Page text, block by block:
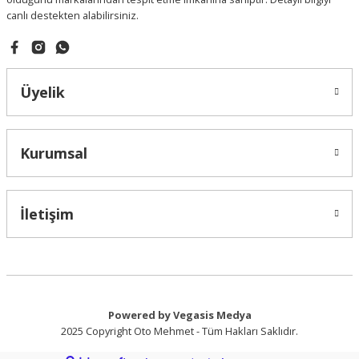
canlı destekten alabilirsiniz.
Üyelik
Kurumsal
İletişim
Powered by Vegasis Medya
2025 Copyright Oto Mehmet - Tüm Hakları Saklıdır.